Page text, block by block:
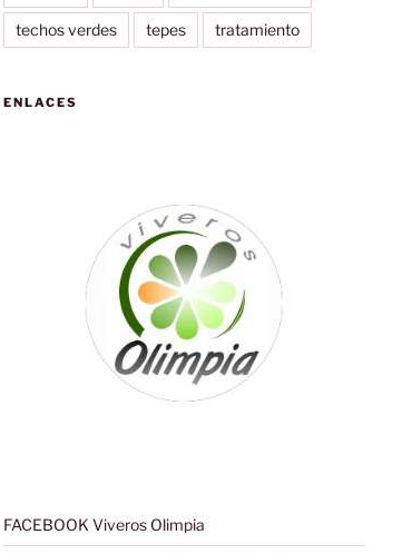
techos verdes tepes tratamiento
ENLACES
FACEBOOK Viveros Olimpia